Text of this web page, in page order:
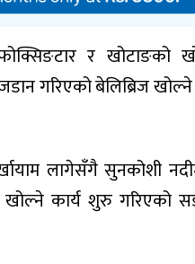
र खोटाङको
गरिएको बेलिब्रिज
लागेसँगै सुनकोशी
कार्य शुरु गरिएको